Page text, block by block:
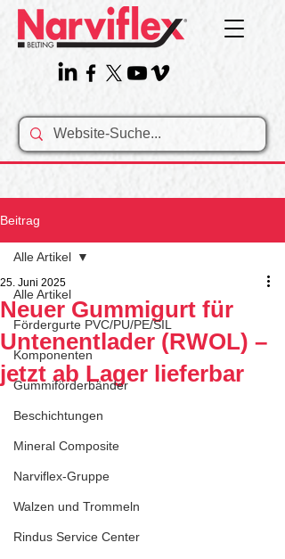
Beitrag
Alle Artikel
Fördergurte PVC/PU/PE/SIL
Komponenten
Gummiförderbänder
Beschichtungen
Mineral Composite
Narviflex-Gruppe
Walzen und Trommeln
Rindus Service Center
Alle Artikel
Neuer Gummigurt für
Untenentlader (RWOL) –
jetzt ab Lager lieferbar
25. Juni 2025